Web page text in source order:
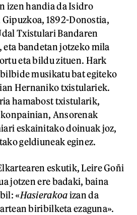
izen handia da Isidro
1892-Donostia,
Txistulari Bandaren
eta bandetan jotzeko mila
eta bildu zituen. Hark
musikatu bat egiteko
Hernaniko txistulariek.
hamabost txistularik,
Ansorenak
eskainitako doinuak joz,
geldiuneak eginez.
eskutik, Leire Goñi
jotzen ere badaki, baina
«Hasierakoaizan da
biribilketa ezaguna».